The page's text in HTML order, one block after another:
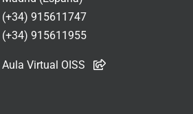
(+34) 915611747
(+34) 915611955
Aula Virtual OISS